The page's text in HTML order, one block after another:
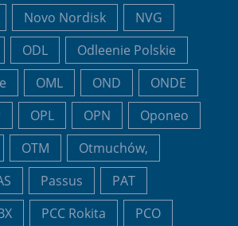
Novo Nordisk
NVG
ODL
Odleenie Polskie
OML OND
ONDE
OPL OPN
Oponeo
OTM
Otmuchów,
Passus
PAT
PCC Rokita
PCO